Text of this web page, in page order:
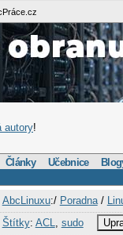
autory!
Články Učebnice
AbcLinuxu:/ Poradna/
Štítky: ACL sudo